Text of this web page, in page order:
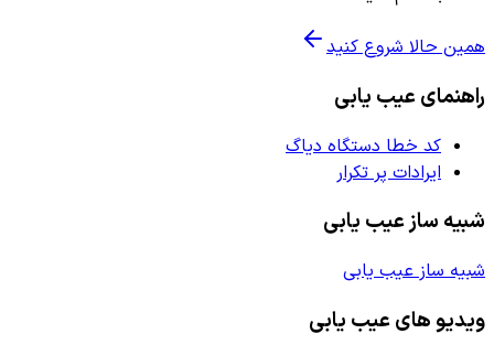
همین حالا شروع کنید
راهنمای عیب یابی
کد خطا دستگاه دیاگ
ایرادات پر تکرار
شبیه ساز عیب یابی
شبیه ساز عیب یابی
ویدیو های عیب یابی